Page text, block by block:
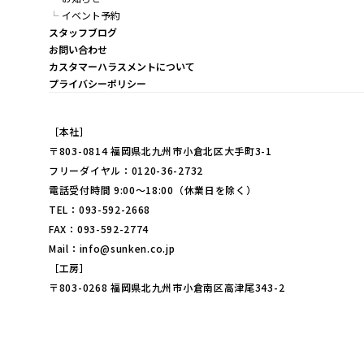
イベント予約
スタッフブログ
お問い合わせ
カスタマーハラスメントについて
プライバシーポリシー
［本社］
〒803-0814 福岡県北九州市小倉北区大手町3-1
フリーダイヤル：0120-36-2732
電話受付時間 9:00～18:00（休業日を除く）
TEL：093-592-2668
FAX：093-592-2774
Mail：info@sunken.co.jp
［工房］
〒803-0268 福岡県北九州市小倉南区高津尾343-2